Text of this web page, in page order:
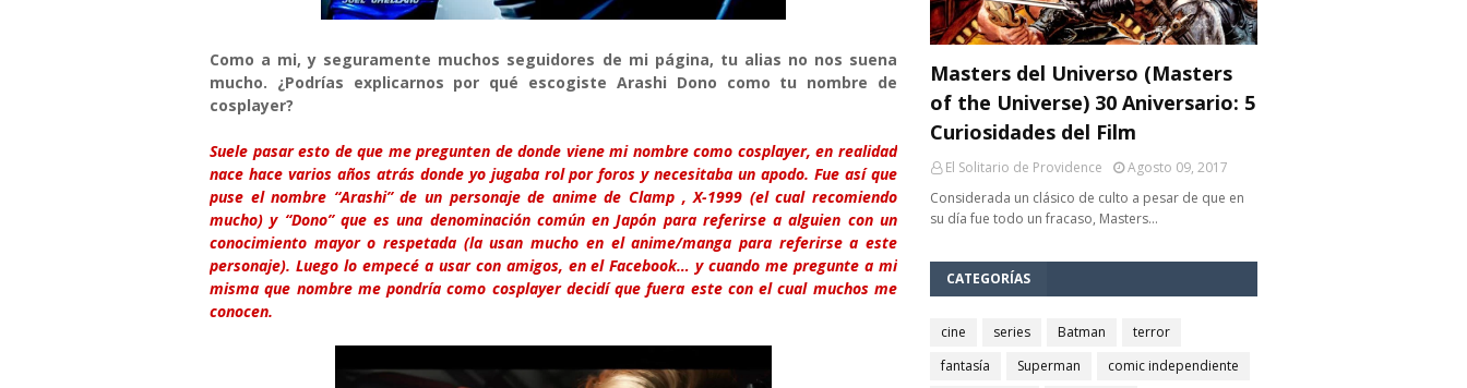
Como a mi, y seguramente muchos seguidores de mi página, tu alias no nos suena
mucho. ¿Podrías explicarnos por qué escogiste Arashi Dono como tu nombre de
cosplayer?
Suele pasar esto de que me pregunten de donde viene mi nombre como cosplayer, en realidad
nace hace varios años atrás donde yo jugaba rol por foros y necesitaba un apodo. Fue así que
puse el nombre “Arashi” de un personaje de anime de Clamp , X-1999 (el cual recomiendo
mucho) y “Dono” que es una denominación común en Japón para referirse a alguien con un
conocimiento mayor o respetada (la usan mucho en el anime/manga para referirse a este
personaje). Luego lo empecé a usar con amigos, en el Facebook… y cuando me pregunte a mi
misma que nombre me pondría como cosplayer decidí que fuera este con el cual muchos me
conocen.
Masters del Universo (Masters
of the Universe) 30 Aniversario: 5
Curiosidades del Film
El Solitario de Providence
Agosto 09, 2017
Considerada un clásico de culto a pesar de que en
su día fue todo un fracaso, Masters…
CATEGORÍAS
cine series Batman
terror
fantasía
Superman
comic independiente